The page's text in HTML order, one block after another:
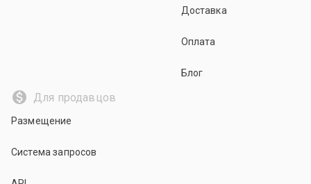
Доставка
Оплата
Блог
Для продавцов
Размещение
Система запросов